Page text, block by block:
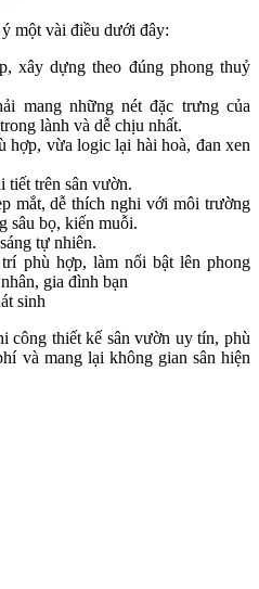
một vài điều dưới đây:
xây dựng theo đúng phong thuỷ
mang những nét đặc trưng của
lành và dễ chịu nhất.
hợp, vừa logic lại hài hoà, đan xen
tiết trên sân vườn.
mắt, dễ thích nghi với môi trường
sâu bọ, kiến muỗi.
tự nhiên.
phù hợp, làm nổi bật lên phong
gia đình bạn
sinh
công thiết kế sân vườn uy tín, phù
và mang lại không gian sân hiện